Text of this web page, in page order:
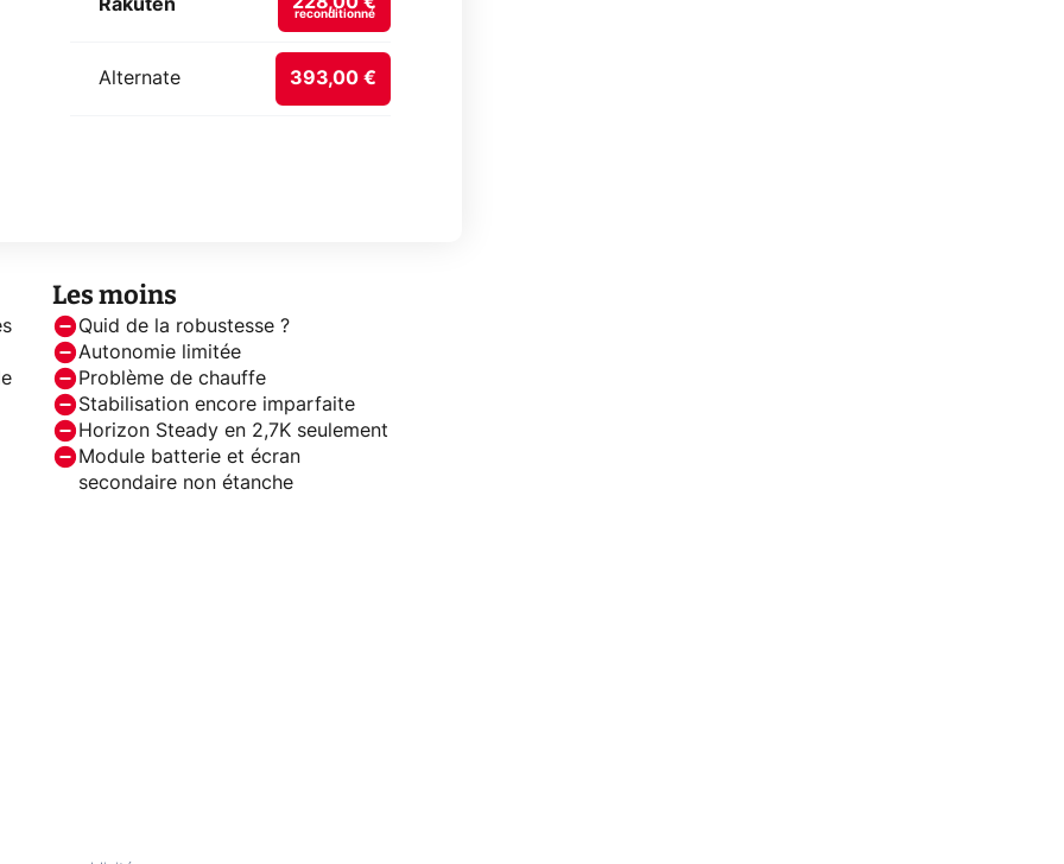
Rakuten reconditionné
Alternate 393,00 €
Les moins
Quid de la robustesse ?
Autonomie limitée
Problème de chauffe
Stabilisation encore imparfaite
Horizon Steady en 2,7K seulement
Module batterie et écran
secondaire non étanche